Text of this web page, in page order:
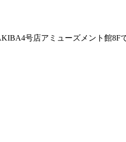
号店アミューズメント館8F